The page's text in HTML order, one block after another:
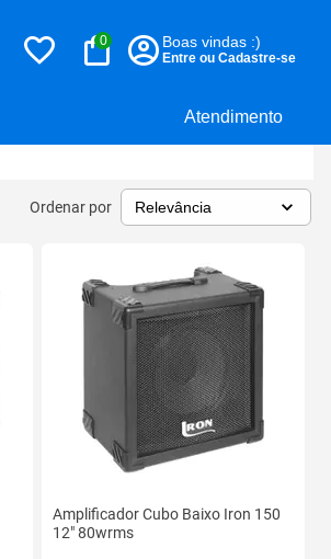
Atendimento
0 Boas vindas :)
Entre ou Cadastre-se
Ordenar por
Amplificador Cubo Baixo Iron 150
12" 80wrms